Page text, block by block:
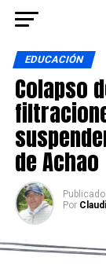
EDUCACIÓN
Colapso
de Achao
Publicado
Por